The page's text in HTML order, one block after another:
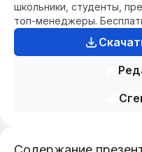
школьники, студенты,
топ-менеджеры.